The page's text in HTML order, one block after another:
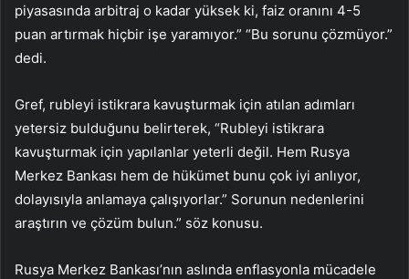
piyasasında arbitraj o kadar yüksek ki, faiz oranını 4-5
puan artırmak hiçbir işe yaramıyor.” “Bu sorunu çözmüyor.”
dedi.
Gref, rubleyi istikrara kavuşturmak için atılan adımları
yetersiz bulduğunu belirterek, “Rubleyi istikrara
kavuşturmak için yapılanlar yeterli değil. Hem Rusya
Merkez Bankası hem de hükümet bunu çok iyi anlıyor,
dolayısıyla anlamaya çalışıyorlar.” Sorunun nedenlerini
araştırın ve çözüm bulun.” söz konusu.
Rusya Merkez Bankası’nın aslında enflasyonla mücadele